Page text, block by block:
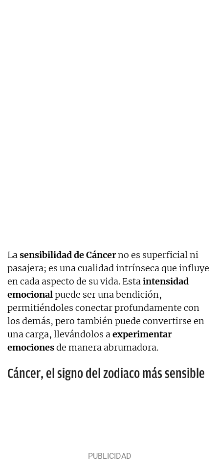
Lasensibilidad de Cáncerno es superficial ni
pasajera; es una cualidad intrínseca que influye
en cada aspecto de su vida. Estaintensidad
emocionalpuede ser una bendición,
permitiéndoles conectar profundamente con
los demás, pero también puede convertirse en
una carga, llevándolos aexperimentar
emocionesde manera abrumadora.
Cáncer, el signo del zodiaco más sensible